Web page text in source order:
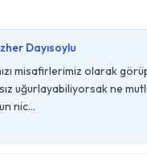
için çok ama çok
Var olsun, hep olsun. İçten
Dayısoylu
misafirlerimiz olarak
uğurlayabiliyorsak ne
nic...